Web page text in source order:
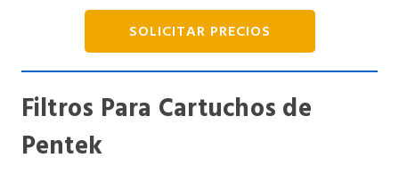
SOLICITAR PRECIOS
Filtros Para Cartuchos de
Pentek